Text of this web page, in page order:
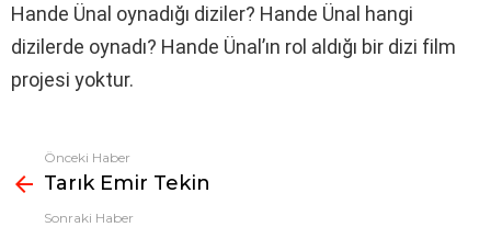
Hande Ünal oynadığı diziler? Hande Ünal hangi
dizilerde oynadı? Hande Ünal’ın rol aldığı bir dizi film
projesi yoktur.
Fazlasına
bak
Önceki Haber
Tarık Emir Tekin
Sonraki Haber